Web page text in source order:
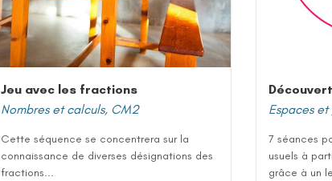
Jeu avec les fractions
Nombres et calculs, CM2
Cette séquence se concentrera sur la
connaissance de diverses désignations des
fractions...
Espaces
7 séances
usuels à
grâce à un